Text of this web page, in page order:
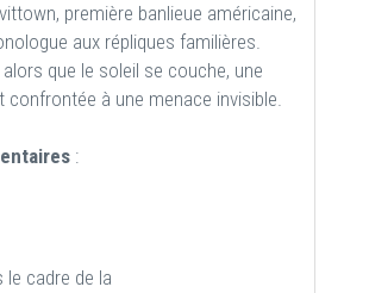
première banlieue américaine,
aux répliques familières.
que le soleil se couche, une
confrontée à une menace invisible.
:
le cadre de la